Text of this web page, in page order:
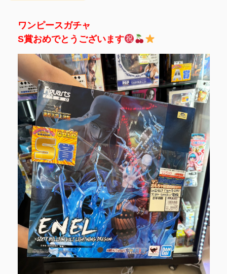
ワンピースガチャ
S賞おめでとうございます